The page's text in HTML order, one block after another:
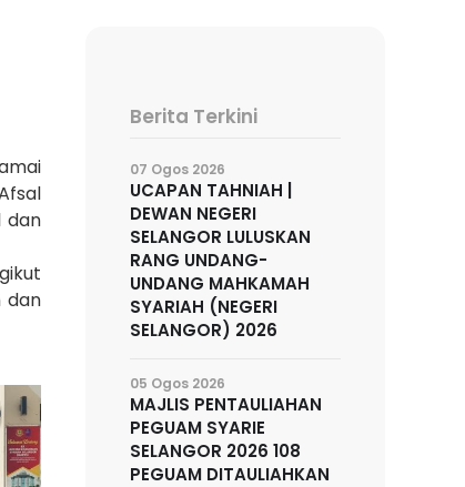
dan
dan
Berita Terkini
07 Ogos 2026
UCAPAN TAHNIAH |
DEWAN NEGERI
SELANGOR LULUSKAN
RANG UNDANG-
UNDANG MAHKAMAH
SYARIAH (NEGERI
SELANGOR) 2026
05 Ogos 2026
MAJLIS PENTAULIAHAN
PEGUAM SYARIE
SELANGOR 2026 108
PEGUAM DITAULIAHKAN